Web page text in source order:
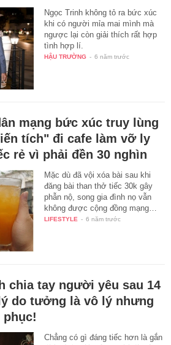
Ngọc Trinh không tỏ ra bức xúc
khi có người mỉa mai mình mà
ngược lại còn giải thích rất hợp
tình hợp lí.
HẬU TRƯỜNG - 6 năm trước
mạng bức xúc truy lùng
tích" đi cafe làm vỡ ly
rẻ vì phải đền 30 nghìn
Mặc dù đã vội xóa bài sau khi
đăng bài than thở tiếc 30k gây
phẫn nộ, song gia đình nọ vẫn
không được cộng đồng mạng…
LIFESTYLE - 6 năm trước
chia tay người yêu sau 14
do tưởng là vô lý nhưng
Chẳng có gì đáng tiếc hơn là gắn